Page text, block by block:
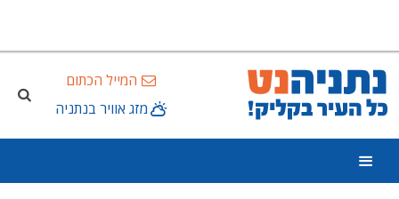
המייל הכתום
מזג אוויר בנתניה